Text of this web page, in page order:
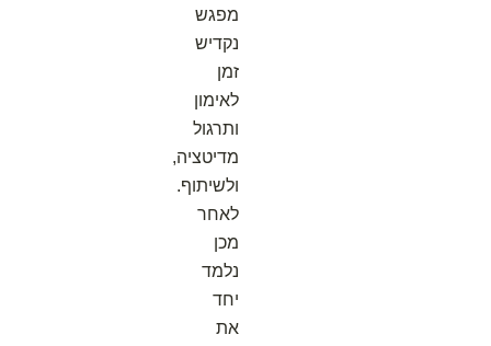
מפגש
נקדיש
זמן
לאימון
ותרגול
מדיטציה,
ולשיתוף.
לאחר
מכן
נלמד
יחד
את